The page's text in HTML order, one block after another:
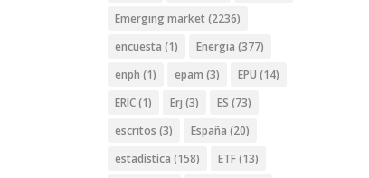
Emerging market (2236)
encuesta (1) Energia (377)
enph (1) epam (3) EPU (14)
ERIC(1) Erj (3) ES (73)
escritos (3) España (20)
estadistica (158) ETF(13)